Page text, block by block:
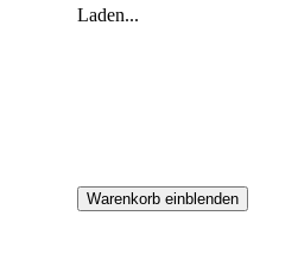
Laden...
Warenkorb einblenden